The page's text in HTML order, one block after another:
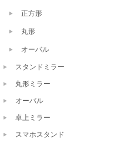
正方形
丸形
オーバル
スタンドミラー
丸形ミラー
オーバル
卓上ミラー
スマホスタンド